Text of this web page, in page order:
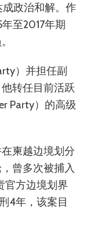
政治和解。作
至2017年期
）并担任副
转任目前活跃
Party）的高级
柬越边境划分
曾多次被捕入
官方边境划界
4年，该案目